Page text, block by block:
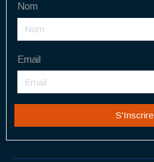
Nom
Email
S'Inscrire